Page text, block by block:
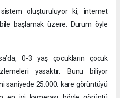
oluşturuluyor ki, internet
başlamak üzere. Durum öyle
0-3 yaş çocukların çocuk
yasaktır. Bunu biliyor
saniyede 25.000. kare görüntüyü